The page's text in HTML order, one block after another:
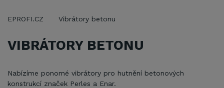
EPROFI.CZ Vibrátory betonu
VIBRÁTORY BETONU
Nabízíme ponorné vibrátory pro hutnění betonových
konstrukcí značek Perles a Enar.